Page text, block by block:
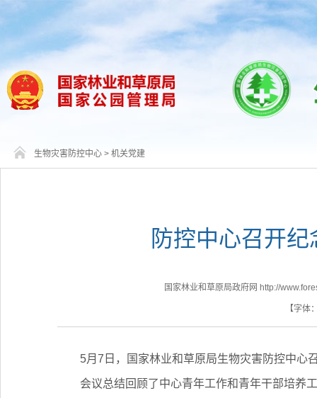
生物灾害防控中心 > 机关党建
防控中心召开
国家林业和草原局政府网 http://
【字体
5月7日，国家林业和草原局生物灾害防控中心
会议总结回顾了中心青年工作和青年干部培养